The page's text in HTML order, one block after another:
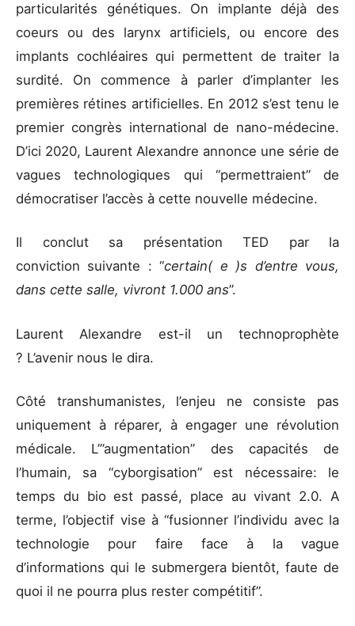
particularités génétiques. On implante déjà des
coeurs ou des larynx artificiels, ou encore des
implants cochléaires qui permettent de traiter la
surdité. On commence à parler d’implanter les
premières rétines artificielles. En 2012 s’est tenu le
premier congrès international de nano-médecine.
D’ici 2020, Laurent Alexandre annonce une série de
vagues technologiques qui “permettraient” de
démocratiser l’accès à cette nouvelle médecine.
Il conclut sa présentation TED par la
conviction suivante : “certain( e )s d’entre vous,
dans cette salle, vivront 1.000 ans”.
Laurent Alexandre est-il un technoprophète
? L’avenir nous le dira.
Côté transhumanistes, l’enjeu ne consiste pas
uniquement à réparer, à engager une révolution
médicale. L’”augmentation” des capacités de
l’humain, sa “cyborgisation” est nécessaire: le
temps du bio est passé, place au vivant 2.0. A
terme, l’objectif vise à “fusionner l’individu avec la
technologie pour faire face à la vague
d’informations qui le submergera bientôt, faute de
quoi il ne pourra plus rester compétitif”.